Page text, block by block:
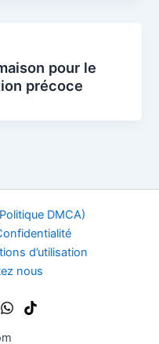
pour le
précoce
DMCA)
d’utilisation
nous